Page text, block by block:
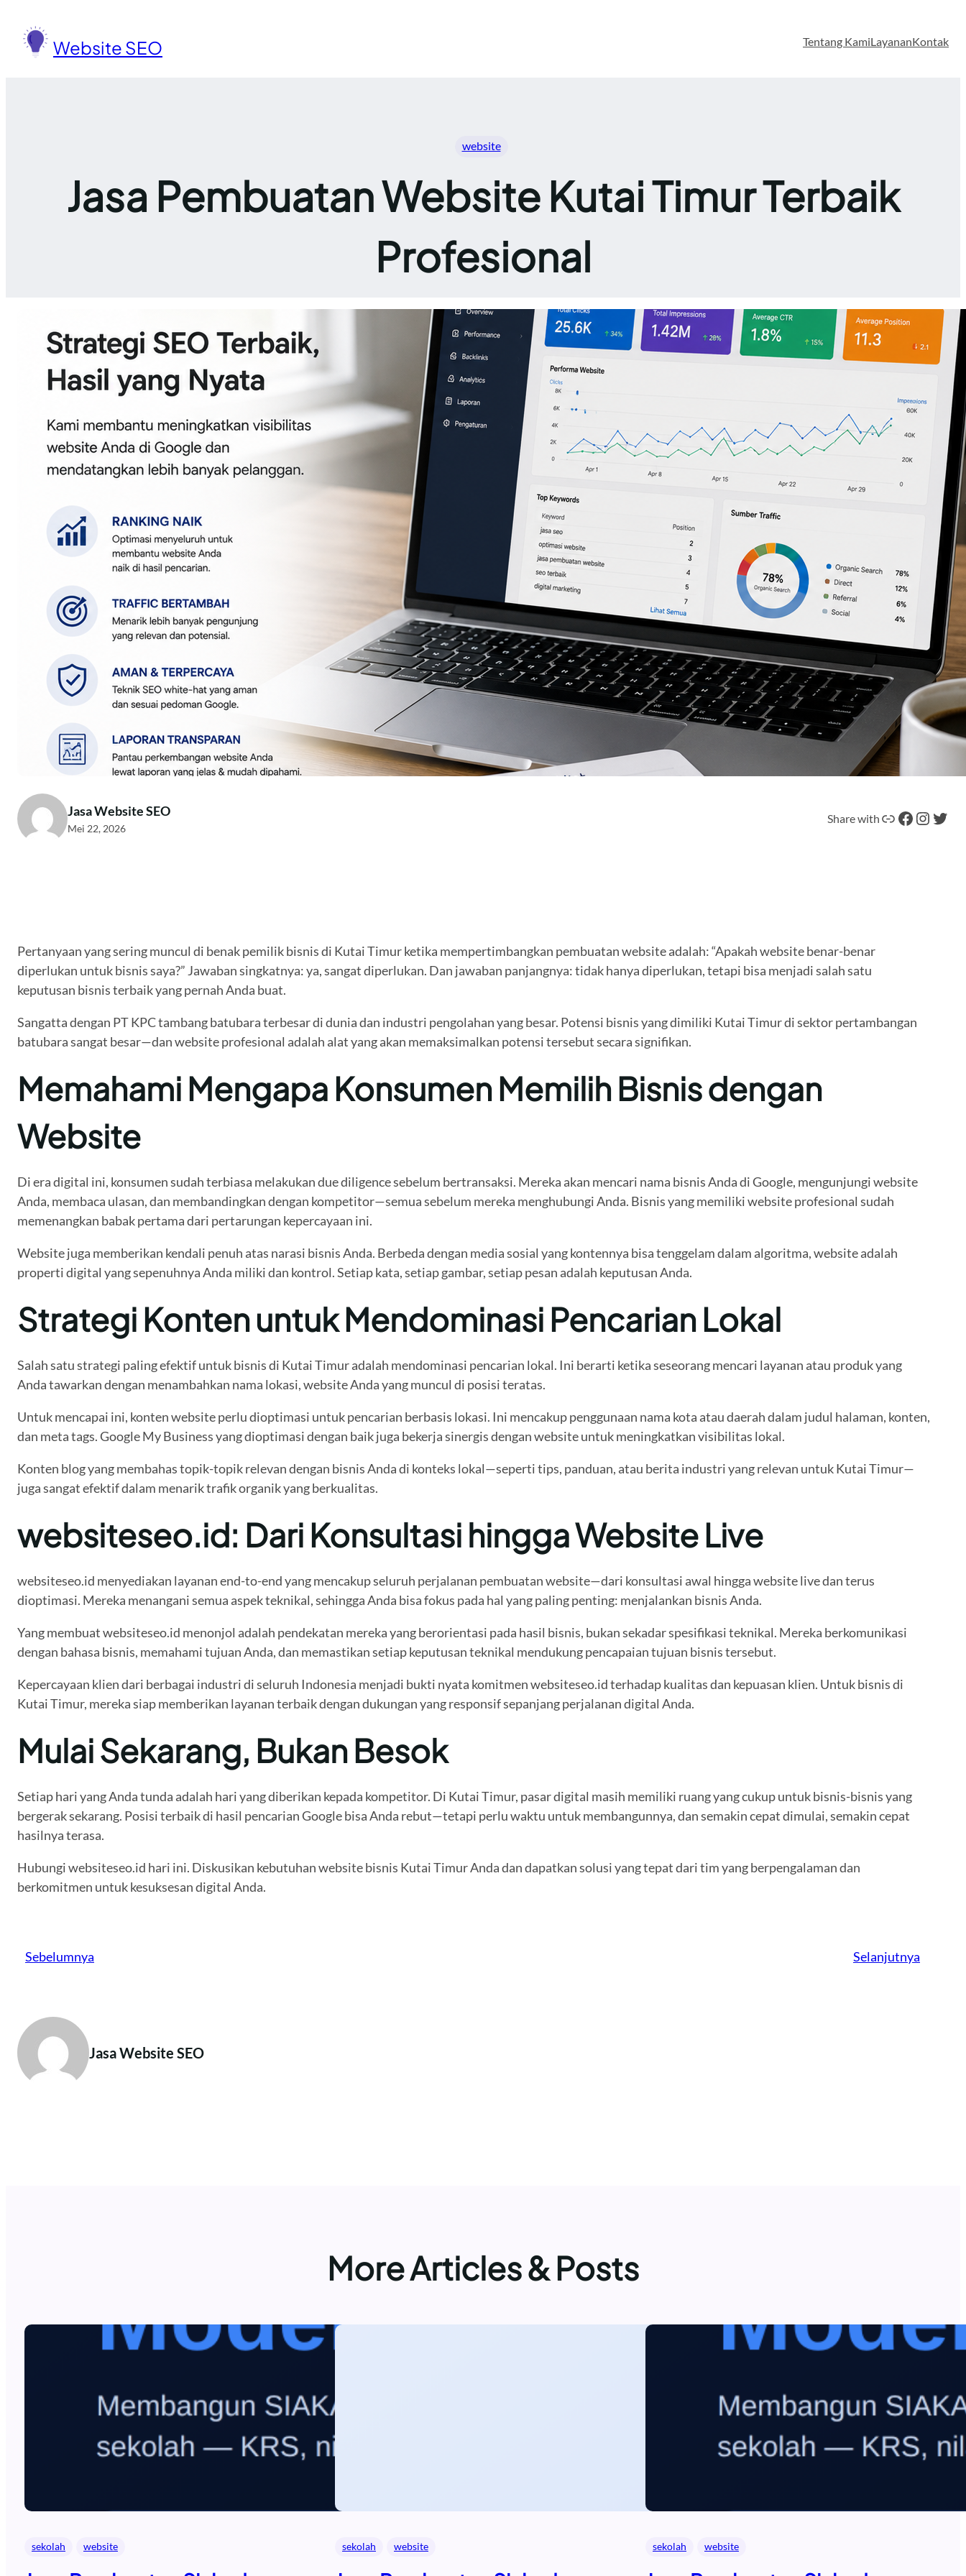
konten
Website SEO Tentang KamiLayananKontak
website
Jasa Pembuatan Website Kutai Timur Terbaik
Profesional
Jasa Website SEO
Mei 22, 2026
Share with Tautan Facebook Instagram Twitter
Pertanyaan yang sering muncul di benak pemilik bisnis di Kutai Timur ketika mempertimbangkan pembuatan website adalah: “Apakah website benar-benar
diperlukan untuk bisnis saya?” Jawaban singkatnya: ya, sangat diperlukan. Dan jawaban panjangnya: tidak hanya diperlukan, tetapi bisa menjadi salah satu
keputusan bisnis terbaik yang pernah Anda buat.
Sangatta dengan PT KPC tambang batubara terbesar di dunia dan industri pengolahan yang besar. Potensi bisnis yang dimiliki Kutai Timur di sektor pertambangan
batubara sangat besar—dan website profesional adalah alat yang akan memaksimalkan potensi tersebut secara signifikan.
Memahami Mengapa Konsumen Memilih Bisnis dengan
Website
Di era digital ini, konsumen sudah terbiasa melakukan due diligence sebelum bertransaksi. Mereka akan mencari nama bisnis Anda di Google, mengunjungi website
Anda, membaca ulasan, dan membandingkan dengan kompetitor—semua sebelum mereka menghubungi Anda. Bisnis yang memiliki website profesional sudah
memenangkan babak pertama dari pertarungan kepercayaan ini.
Website juga memberikan kendali penuh atas narasi bisnis Anda. Berbeda dengan media sosial yang kontennya bisa tenggelam dalam algoritma, website adalah
properti digital yang sepenuhnya Anda miliki dan kontrol. Setiap kata, setiap gambar, setiap pesan adalah keputusan Anda.
Strategi Konten untuk Mendominasi Pencarian Lokal
Salah satu strategi paling efektif untuk bisnis di Kutai Timur adalah mendominasi pencarian lokal. Ini berarti ketika seseorang mencari layanan atau produk yang
Anda tawarkan dengan menambahkan nama lokasi, website Anda yang muncul di posisi teratas.
Untuk mencapai ini, konten website perlu dioptimasi untuk pencarian berbasis lokasi. Ini mencakup penggunaan nama kota atau daerah dalam judul halaman, konten,
dan meta tags. Google My Business yang dioptimasi dengan baik juga bekerja sinergis dengan website untuk meningkatkan visibilitas lokal.
Konten blog yang membahas topik-topik relevan dengan bisnis Anda di konteks lokal—seperti tips, panduan, atau berita industri yang relevan untuk Kutai Timur—
juga sangat efektif dalam menarik trafik organik yang berkualitas.
websiteseo.id: Dari Konsultasi hingga Website Live
websiteseo.id menyediakan layanan end-to-end yang mencakup seluruh perjalanan pembuatan website—dari konsultasi awal hingga website live dan terus
dioptimasi. Mereka menangani semua aspek teknikal, sehingga Anda bisa fokus pada hal yang paling penting: menjalankan bisnis Anda.
Yang membuat websiteseo.id menonjol adalah pendekatan mereka yang berorientasi pada hasil bisnis, bukan sekadar spesifikasi teknikal. Mereka berkomunikasi
dengan bahasa bisnis, memahami tujuan Anda, dan memastikan setiap keputusan teknikal mendukung pencapaian tujuan bisnis tersebut.
Kepercayaan klien dari berbagai industri di seluruh Indonesia menjadi bukti nyata komitmen websiteseo.id terhadap kualitas dan kepuasan klien. Untuk bisnis di
Kutai Timur, mereka siap memberikan layanan terbaik dengan dukungan yang responsif sepanjang perjalanan digital Anda.
Mulai Sekarang, Bukan Besok
Setiap hari yang Anda tunda adalah hari yang diberikan kepada kompetitor. Di Kutai Timur, pasar digital masih memiliki ruang yang cukup untuk bisnis-bisnis yang
bergerak sekarang. Posisi terbaik di hasil pencarian Google bisa Anda rebut—tetapi perlu waktu untuk membangunnya, dan semakin cepat dimulai, semakin cepat
hasilnya terasa.
Hubungi websiteseo.id hari ini. Diskusikan kebutuhan website bisnis Kutai Timur Anda dan dapatkan solusi yang tepat dari tim yang berpengalaman dan
berkomitmen untuk kesuksesan digital Anda.
Sebelumnya Selanjutnya
Jasa Website SEO
More Articles & Posts
sekolah website sekolah website sekolah website